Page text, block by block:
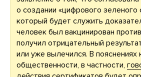
о создании «цифрового зеленого
который будет служить
человек был вакцинирован
получил отрицательный
или уже вылечился. В пояснениях
общественности, в частности,